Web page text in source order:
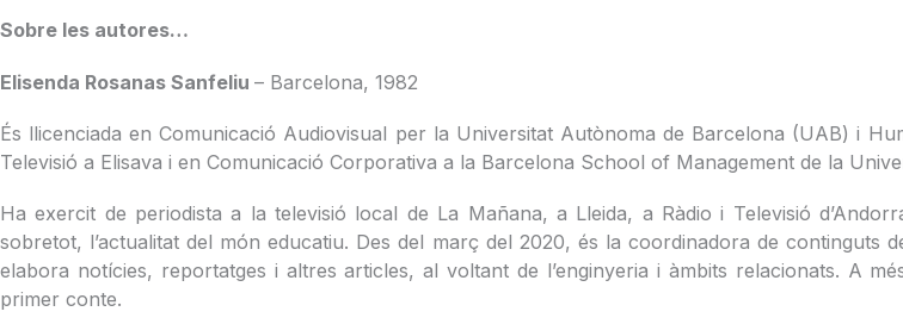
Sobre les autores…
Elisenda Rosanas Sanfeliu – Barcelona, 1982
És llicenciada en Comunicació Audiovisual per la Universitat Autònoma de Barcelona (UAB) i
Televisió a Elisava i en Comunicació Corporativa a la Barcelona School of Management de la
Ha exercit de periodista a la televisió local de La Mañana, a Lleida, a Ràdio i Televisió
sobretot, l’actualitat del món educatiu. Des del març del 2020, és la coordinadora de continguts
elabora notícies, reportatges i altres articles, al voltant de l’enginyeria i àmbits relacionats. A
primer conte.